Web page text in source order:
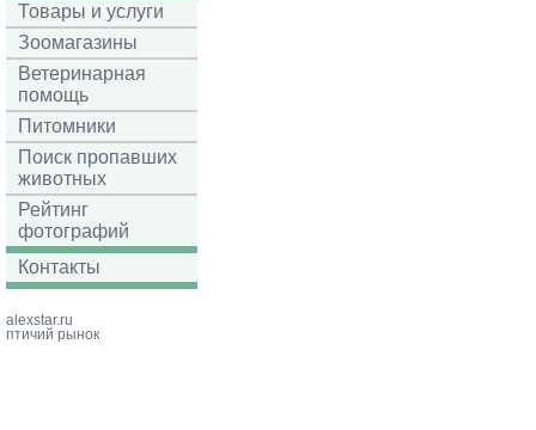
Товары и услуги
Зоомагазины
Ветеринарная
помощь
Питомники
Поиск пропавших
животных
Рейтинг
фотографий
Контакты
alexstar.ru
птичий рынок